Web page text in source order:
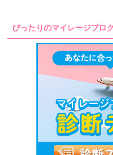
ぴったりのマイレージプロ